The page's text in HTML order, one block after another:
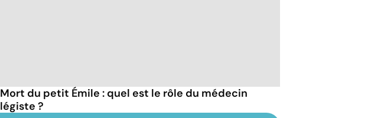
Mort du petit Émile : quel est le rôle du médecin
légiste ?